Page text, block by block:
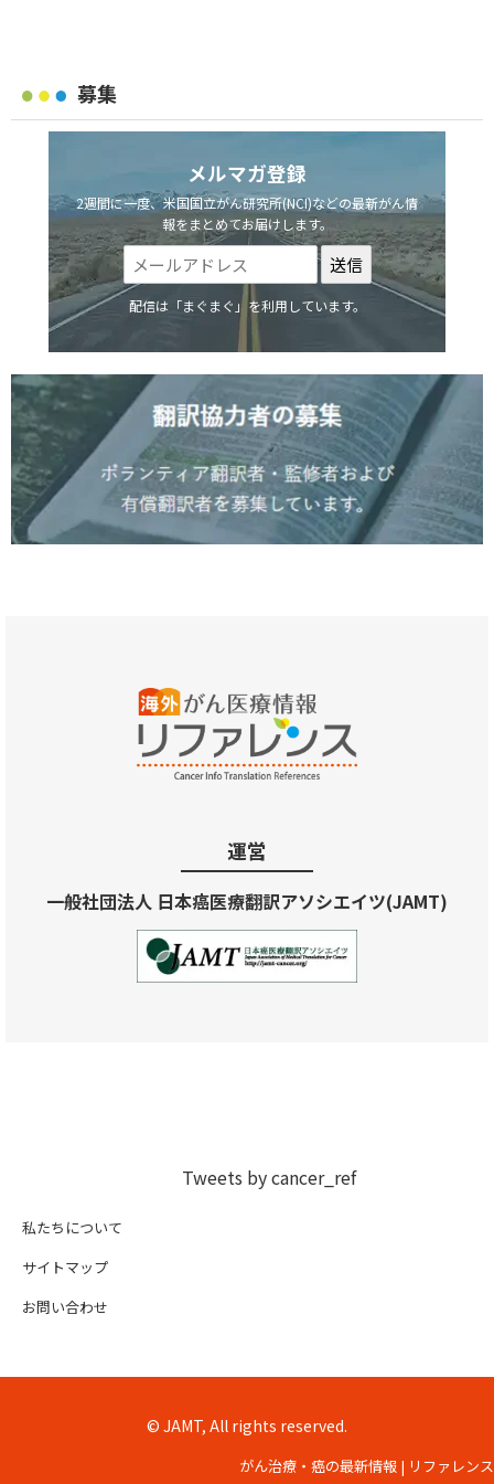
募集
メルマガ登録
2週間に一度、米国国立がん研究所(NCI)などの最新がん情
報をまとめてお届けします。
配信は「まぐまぐ」を利用しています。
運営
一般社団法人 日本癌医療翻訳アソシエイツ(JAMT)
Tweets by cancer_ref
私たちについて
サイトマップ
お問い合わせ
© JAMT, All rights reserved.
がん治療・癌の最新情報 | リファレンス